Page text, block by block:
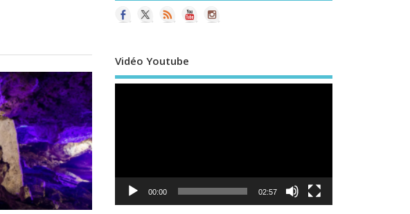
Vidéo Youtube
vidéo
00:00 02:57